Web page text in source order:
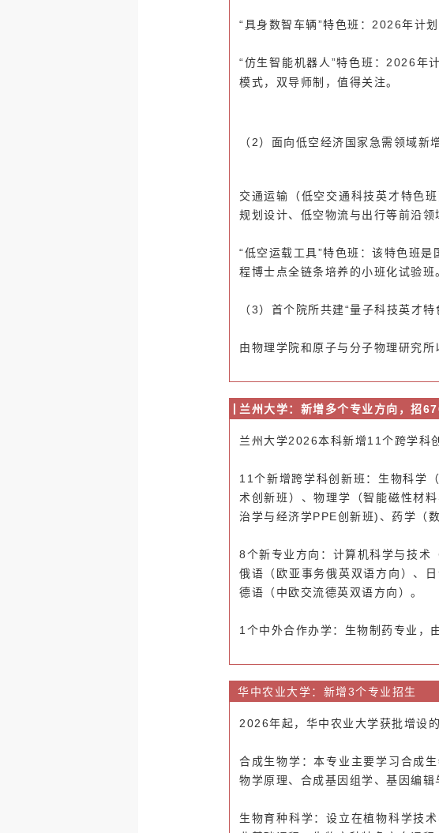
“具身数智车辆”特色班：2026年计
“仿生智能机器人”特色班：2026年
模式，双导师制，值得关注。
（2） 面向低空经济国家急需领域新
交通运输（低空交通科技英才特色
规划设计、低空物流与出行等前沿
“低空运载工具”特色班：该特色班
程博士点全链条培养的小班化试验
（3）首个院所共建“量子科技英才
由物理学院和原子与分子物理研究
兰州大学：新增多个专业方向，招
兰州大学2026本科新增11个跨学科
11个新增跨学科创新班：生物科学
术创新班）、物理学（智能磁性材
治学与经济学PPE创新班)、药学（
8个新专业方向：计算机科学与技术
俄语（欧亚事务俄英双语方向）、
德语（中欧交流德英双语方向）。
1个中外合作办学：生物制药专业，
华中农业大学：新增3个专业招生
2026年起，华中农业大学获批增设
合成生物学：本专业主要学习合成
物学原理、合成基因组学、基因编辑
生物育种科学：设立在植物科学技